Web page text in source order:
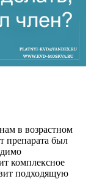
в возрастном
препарата был
комплексное
подходящую